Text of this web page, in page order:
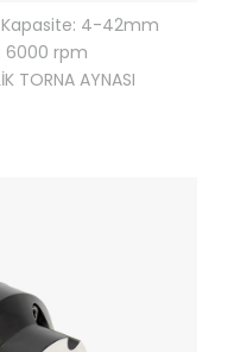
Kapasite: 4-42mm
6000 rpm
TORNA AYNASI